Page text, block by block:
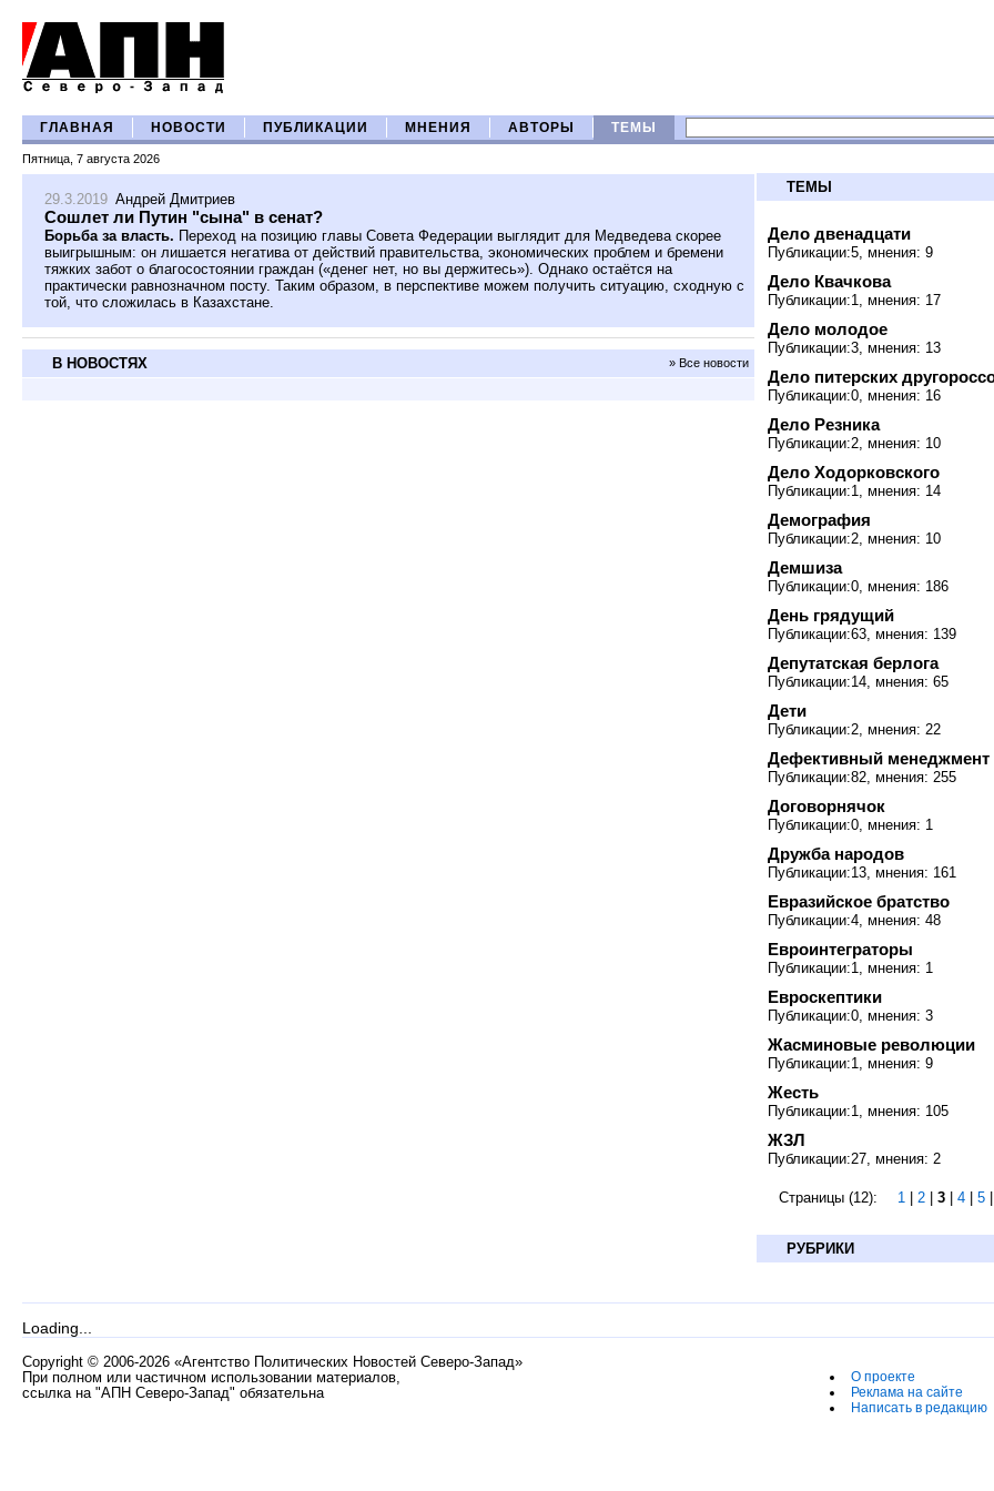
ГЛАВНАЯ НОВОСТИ ПУБЛИКАЦИИ МНЕНИЯ АВТОРЫ ТЕМЫ
Пятница, 7 августа 2026
29.3.2019 Андрей Дмитриев
Сошлет ли Путин "сына" в сенат?
Борьба за власть. Переход на позицию главы Совета Федерации выглядит для Медведева скорее
выигрышным: он лишается негатива от действий правительства, экономических проблем и бремени
тяжких забот о благосостоянии граждан («денег нет, но вы держитесь»). Однако остаётся на
практически равнозначном посту. Таким образом, в перспективе можем получить ситуацию, сходную с
той, что сложилась в Казахстане.
В НОВОСТЯХ » Все новости
ТЕМЫ
Дело двенадцати
Публикации:5, мнения: 9
Дело Квачкова
Публикации:1, мнения: 17
Дело молодое
Публикации:3, мнения: 13
Дело питерских
Публикации:0, мнения: 16
Дело Резника
Публикации:2, мнения: 10
Дело Ходорковского
Публикации:1, мнения: 14
Демография
Публикации:2, мнения: 10
Демшиза
Публикации:0, мнения: 186
День грядущий
Публикации:63, мнения: 139
Депутатская берлога
Публикации:14, мнения: 65
Дети
Публикации:2, мнения: 22
Дефективный менеджмент
Публикации:82, мнения: 255
Договорнячок
Публикации:0, мнения: 1
Дружба народов
Публикации:13, мнения: 161
Евразийское братство
Публикации:4, мнения: 48
Евроинтеграторы
Публикации:1, мнения: 1
Евроскептики
Публикации:0, мнения: 3
Жасминовые революции
Публикации:1, мнения: 9
Жесть
Публикации:1, мнения: 105
ЖЗЛ
Публикации:27, мнения: 2
Страницы (12): 1 2 3 4 5
РУБРИКИ
Loading...
Copyright © 2006-2026 «Агентство Политических Новостей Северо-Запад»
При полном или частичном использовании материалов,
ссылка на "АПН Северо-Запад" обязательна
О проекте
Реклама на сайте
Написать в редакцию